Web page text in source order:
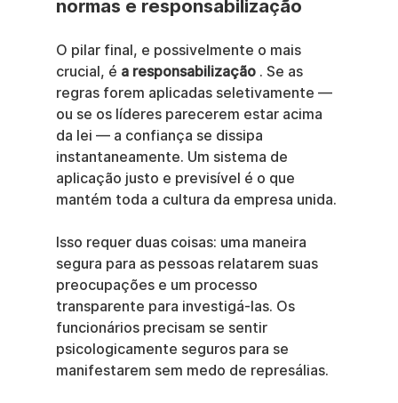
normas e responsabilização
O pilar final, e possivelmente o mais
crucial, é a responsabilização . Se as
regras forem aplicadas seletivamente —
ou se os líderes parecerem estar acima
da lei — a confiança se dissipa
instantaneamente. Um sistema de
aplicação justo e previsível é o que
mantém toda a cultura da empresa unida.
Isso requer duas coisas: uma maneira
segura para as pessoas relatarem suas
preocupações e um processo
transparente para investigá-las. Os
funcionários precisam se sentir
psicologicamente seguros para se
manifestarem sem medo de represálias.